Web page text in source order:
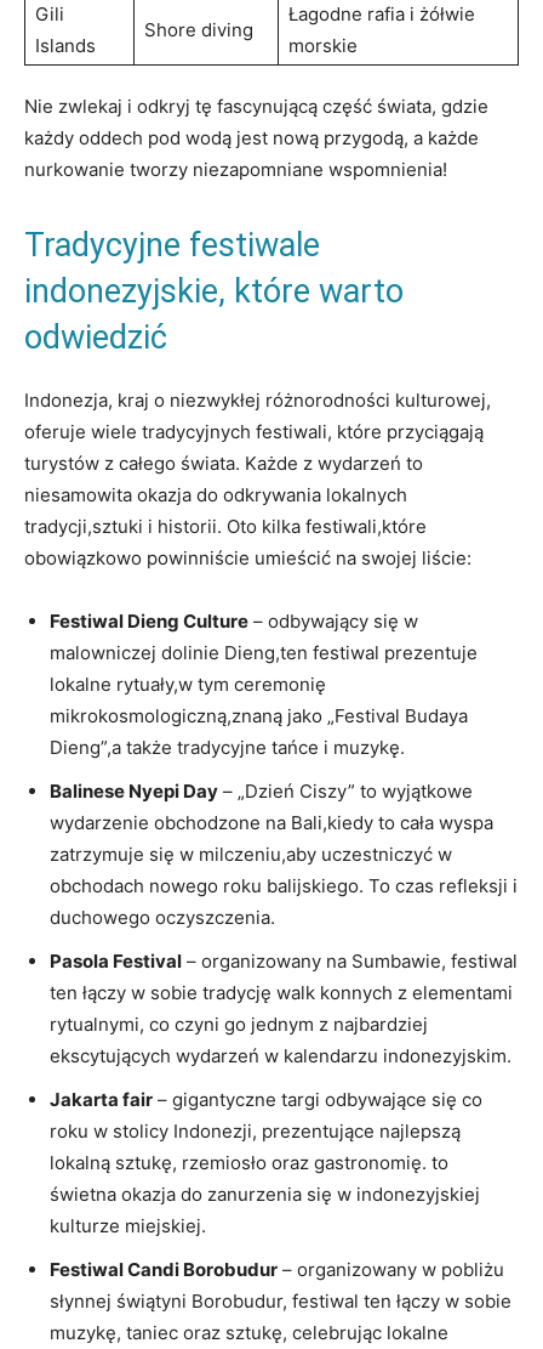
Gili
Islands
Shore diving
Łagodne rafia i żółwie
morskie
Nie zwlekaj i odkryj​ tę ​fascynującą część świata, ​gdzie
każdy oddech pod ⁤wodą jest nową⁢ przygodą, a każde
nurkowanie tworzy niezapomniane‍ wspomnienia!
Tradycyjne festiwale
indonezyjskie, które⁢ warto
odwiedzić
Indonezja, kraj o niezwykłej różnorodności kulturowej,
oferuje wiele tradycyjnych festiwali, które ⁤przyciągają
turystów z ⁤całego ​świata. Każde z wydarzeń to
niesamowita ​okazja do odkrywania lokalnych⁢
tradycji,sztuki i historii. Oto​ kilka festiwali,które
obowiązkowo powinniście umieścić na swojej liście:
Festiwal Dieng Culture – odbywający się w
malowniczej ⁢dolinie Dieng,ten festiwal prezentuje
lokalne⁢ rytuały,w tym ceremonię
mikrokosmologiczną,znaną jako „Festival‌ Budaya
Dieng”,a także tradycyjne tańce ⁣i ⁣muzykę.
Balinese Nyepi Day – „Dzień Ciszy”​ to​ wyjątkowe
wydarzenie ​obchodzone na Bali,kiedy to cała ‌wyspa
zatrzymuje ​się ⁤w milczeniu,aby uczestniczyć w
obchodach nowego roku balijskiego. To ⁣czas refleksji i⁢
duchowego oczyszczenia.
Pasola Festival – organizowany‍ na Sumbawie, festiwal
ten łączy w ⁤sobie tradycję walk konnych z elementami
⁤rytualnymi, ⁤co czyni ⁢go⁢ jednym z najbardziej
ekscytujących wydarzeń w kalendarzu‍ indonezyjskim.
Jakarta fair – gigantyczne targi odbywające się co
roku w stolicy Indonezji, prezentujące najlepszą‌
lokalną sztukę, rzemiosło oraz ​gastronomię. to
świetna okazja do zanurzenia się w indonezyjskiej
kulturze miejskiej.
Festiwal Candi Borobudur – organizowany w pobliżu
słynnej świątyni Borobudur, festiwal ten łączy w sobie
muzykę, taniec oraz sztukę, celebrując lokalne